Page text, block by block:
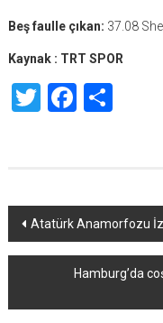
Beş faulle çıkan: 37.08
Kaynak : TRT SPOR
Twitter
Yazı
dolaşımı
Atatürk Anamorfozu
Hamburg’da